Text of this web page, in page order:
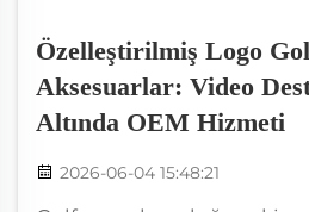
Özelleştirilmiş Logo
Aksesuarlar: Video
Altında OEM Hizmeti
2026-06-04 15:48:21